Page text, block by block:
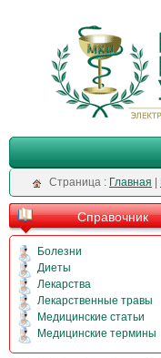
Cтраница : Главная
Справочник
Болезни
Диеты
Лекарства
Лекарственные травы
Медицинские статьи
Медицинские термины